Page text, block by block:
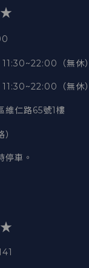
★
11:30~22:00（無休）
11:30~22:00（無休）
維仁路65號1樓
車。
★